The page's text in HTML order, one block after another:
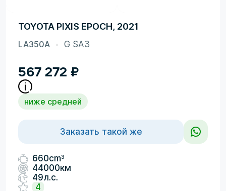
TOYOTA PIXIS EPOCH, 2021
LA350A G SA3
567 272 ₽
ниже средней
Заказать такой же
660cm3
44000км
49л.с.
4